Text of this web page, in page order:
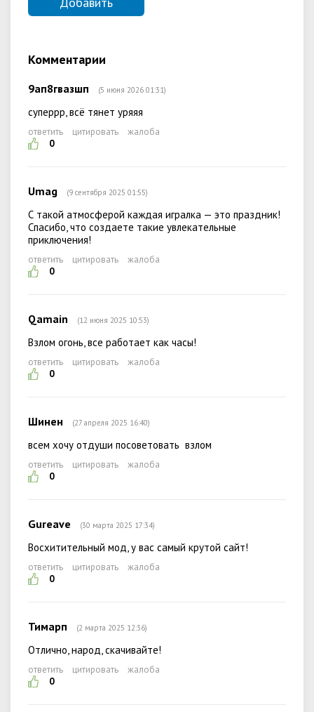
Комментарии
9ап8гвазшп (5 июня 2026 01:31)
суперрр, всё тянет уряяя
ответить цитировать
жалоба
0
Umag (9 сентября 2025 01:55)
С такой атмосферой каждая игралка — это праздник!
Спасибо, что создаете такие увлекательные
приключения!
ответить цитировать
жалоба
0
Qamain (12 июня 2025 10:53)
Взлом огонь, все работает как часы!
ответить цитировать
жалоба
0
Шинен (27 апреля 2025 16:40)
всем хочу отдуши посоветовать взлом
ответить цитировать
жалоба
0
Gureave (30 марта 2025 17:34)
Восхитительный мод, у вас самый крутой сайт!
ответить цитировать
жалоба
0
Тимарп (2 марта 2025 12:36)
Отлично, народ, скачивайте!
ответить цитировать
жалоба
0